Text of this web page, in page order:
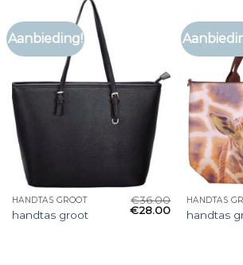
Aanbieding!
HANDTAS GROOT
handtas groot
€36.00
€28.00
HANDTAS
handtas